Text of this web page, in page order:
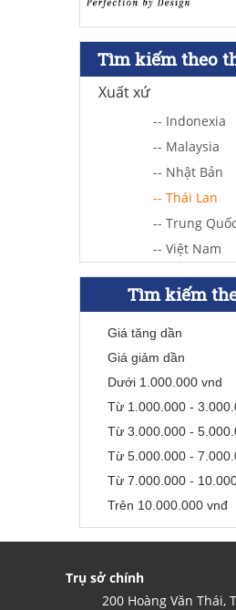
Tìm kiếm theo
Xuất xứ
-- Indonexia
-- Malaysia
-- Nhật Bản
-- Thái Lan
-- Trung Quốc
-- Việt Nam
Tìm kiếm
Giá tăng dần
Giá giảm dần
Dưới 1.000.000 vnd
Từ 1.000.000 -
Từ 3.000.000 -
Từ 5.000.000 -
Từ 7.000.000 -
Trên 10.000.000 vnđ
Trụ sở chính
200 Hoàng Văn Thái,